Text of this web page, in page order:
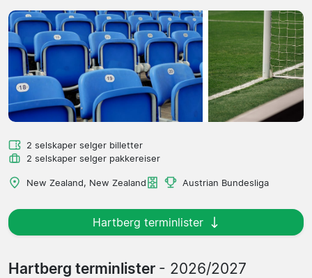
2 selskaper selger billetter
2 selskaper selger pakkereiser
New Zealand, New Zealand Austrian Bundesliga
Hartberg terminlister
Hartberg terminlister - 2026/2027